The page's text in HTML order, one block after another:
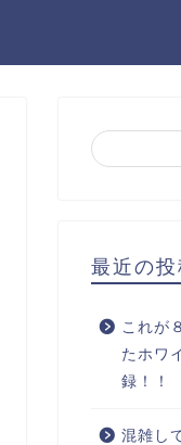
最近の投
これが
たホワ
録！！
混雑し